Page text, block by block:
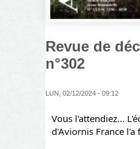
Revue de
n°302
LUN, 02/12/2024 - 09:12
Vous l'attendiez...
d'Aviornis France l'a